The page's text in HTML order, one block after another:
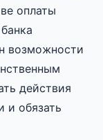
оплаты
возможности
действия
и обязать